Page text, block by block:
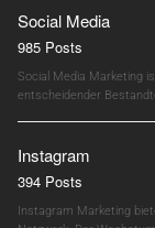
Social Media
985 Posts
Social Media Marketing
entscheidender
Instagram
394 Posts
Instagram Marketing